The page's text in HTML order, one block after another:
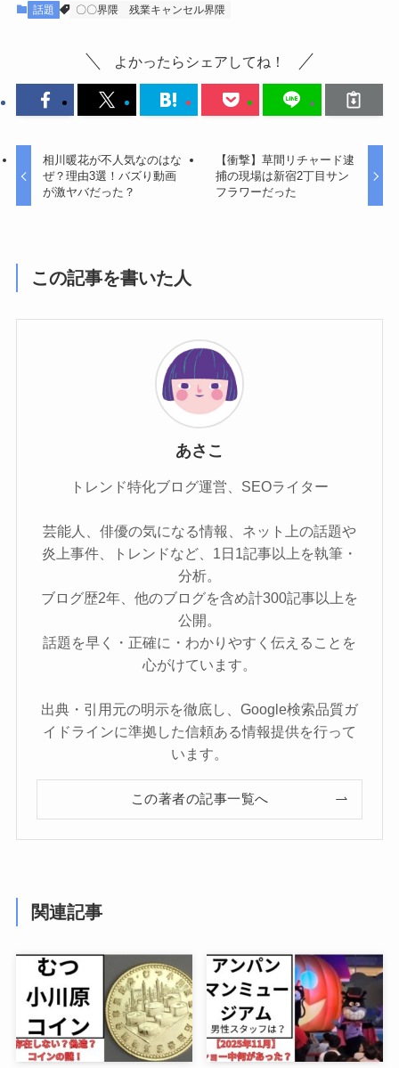
話題 〇〇界隈 残業キャンセル界隈
よかったらシェアしてね！
相川暖花が不人気なのはな
ぜ？理由3選！バズり動画
が激ヤバだった？
【衝撃】草間リチャード逮
捕の現場は新宿2丁目サン
フラワーだった
この記事を書いた人
あさこ
トレンド特化ブログ運営、SEOライター
芸能人、俳優の気になる情報、ネット上の話題や
炎上事件、トレンドなど、1日1記事以上を執筆・
分析。
ブログ歴2年、他のブログを含め計300記事以上を
公開。
話題を早く・正確に・わかりやすく伝えることを
心がけています。
出典・引用元の明示を徹底し、Google検索品質ガ
イドラインに準拠した信頼ある情報提供を行って
います。
この著者の記事一覧へ
関連記事